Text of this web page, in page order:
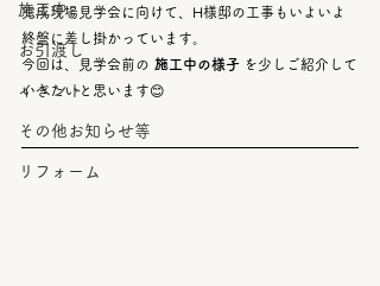
施工中
お引渡し
イベント
その他お知らせ等
リフォーム
完成現場見学会に向けて、H様邸の工事もいよいよ
終盤に差し掛かっています。
今回は、見学会前の 施工中の様子 を少しご紹介して
いきたいと思います😊